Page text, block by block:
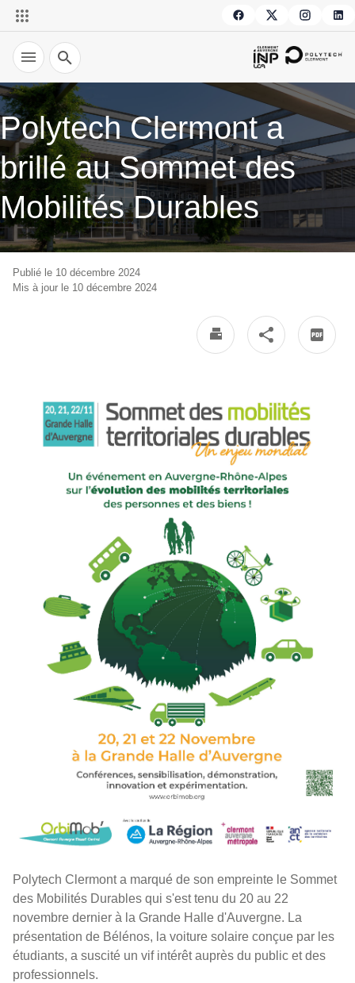
Recherche
Polytech Clermont a
brillé au Sommet des
Mobilités Durables
Publié le 10 décembre 2024
Mis à jour le 10 décembre 2024
Polytech Clermont a marqué de son empreinte le Sommet
des Mobilités Durables qui s'est tenu du 20 au 22
novembre dernier à la Grande Halle d'Auvergne. La
présentation de Bélénos, la voiture solaire conçue par les
étudiants, a suscité un vif intérêt auprès du public et des
professionnels.